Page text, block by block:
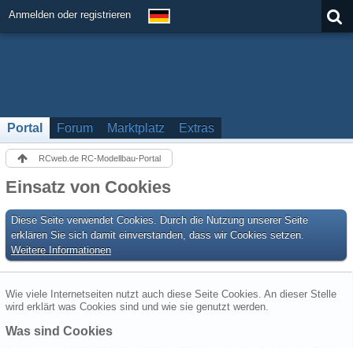
Anmelden oder registrieren
Portal Forum Marktplatz Extras
RCweb.de RC-Modellbau-Portal
Einsatz von Cookies
Diese Seite verwendet Cookies. Durch die Nutzung unserer Seite
erklären Sie sich damit einverstanden, dass wir Cookies setzen.
Weitere Informationen
Wie viele Internetseiten nutzt auch diese Seite Cookies. An dieser Stelle
wird erklärt was Cookies sind und wie sie genutzt werden.
Was sind Cookies